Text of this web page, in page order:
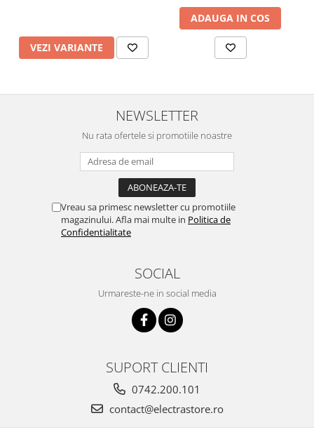
VEZI VARIANTE
ADAUGA IN COS
NEWSLETTER
Nu rata ofertele si promotiile noastre
Vreau sa primesc newsletter cu promotiile
magazinului. Afla mai multe in Politica de
Confidentialitate
SOCIAL
Urmareste-ne in social media
SUPORT CLIENTI
0742.200.101
contact@electrastore.ro